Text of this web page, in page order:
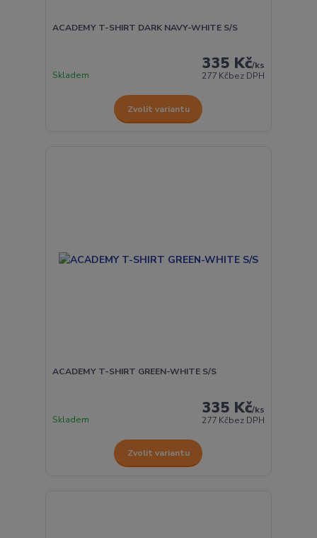
ACADEMY T-SHIRT DARK NAVY-WHITE S/S
335 Kč/ks
277 Kčbez DPH
Skladem
Zvolit variantu
ACADEMY T-SHIRT GREEN-WHITE S/S
335 Kč/ks
277 Kčbez DPH
Skladem
Zvolit variantu